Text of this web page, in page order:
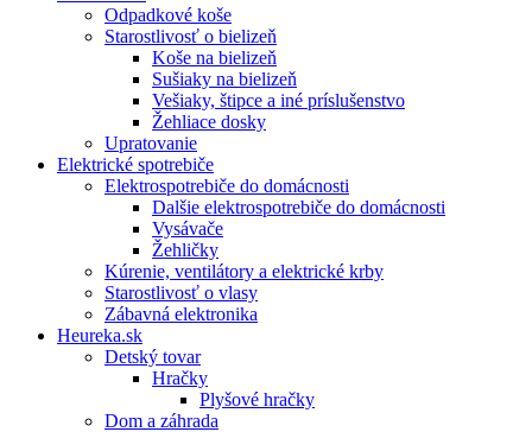
Odpadkové koše
Starostlivosť o bielizeň
Koše na bielizeň
Sušiaky na bielizeň
Vešiaky, štipce a iné príslušenstvo
Žehliace dosky
Upratovanie
Elektrické spotrebiče
Elektrospotrebiče do domácnosti
Dalšie elektrospotrebiče do domácnosti
Vysávače
Žehličky
Kúrenie, ventilátory a elektrické krby
Starostlivosť o vlasy
Zábavná elektronika
Heureka.sk
Detský tovar
Hračky
Plyšové hračky
Dom a záhrada